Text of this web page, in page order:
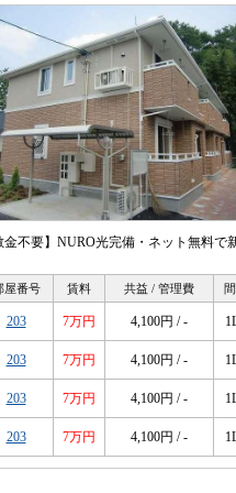
金不要】NURO光完備・ネット無料で
屋番号 賃料 共益 / 管理費
203 7万円 4,100円 / -
203 7万円 4,100円 / -
203 7万円 4,100円 / -
203 7万円 4,100円 / -